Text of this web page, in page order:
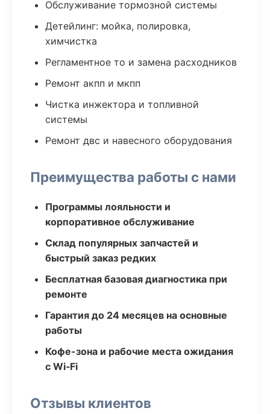
Обслуживание тормозной системы
Детейлинг: мойка, полировка,
химчистка
Регламентное то и замена расходников
Ремонт акпп и мкпп
Чистка инжектора и топливной
системы
Ремонт двс и навесного оборудования
Преимущества работы с нами
Программы лояльности и
корпоративное обслуживание
Склад популярных запчастей и
быстрый заказ редких
Бесплатная базовая диагностика при
ремонте
Гарантия до 24 месяцев на основные
работы
Кофе-зона и рабочие места ожидания
с Wi‑Fi
Отзывы клиентов